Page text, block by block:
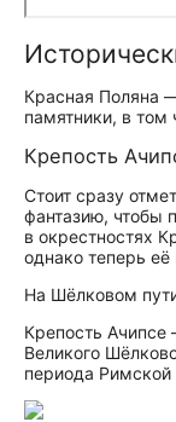
Красная Поляна
памятники, в том
Крепость
Стоит сразу
фантазию, чтобы
в окрестностях
однако теперь
На Шёлковом
Крепость Ачипсе
Великого
периода